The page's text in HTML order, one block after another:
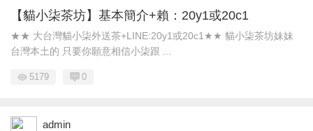
【貓小柒茶坊】基本簡介+賴：20y1或20c1
★★ 大台灣貓小柒外送茶+LINE:20y1或20c1★★ 貓小柒茶坊妹妹
台灣本土的 只要你願意相信小柒跟 ...
5179 0
admin